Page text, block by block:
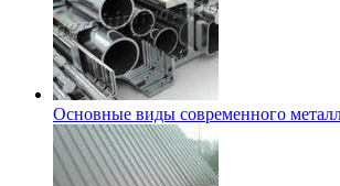
Основные виды современного